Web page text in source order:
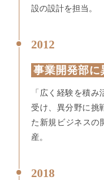
設の設計を担当。
2012
事業開発部に
「広く経験を積
受け、異分野に挑
た新規ビジネスの
産。
2018